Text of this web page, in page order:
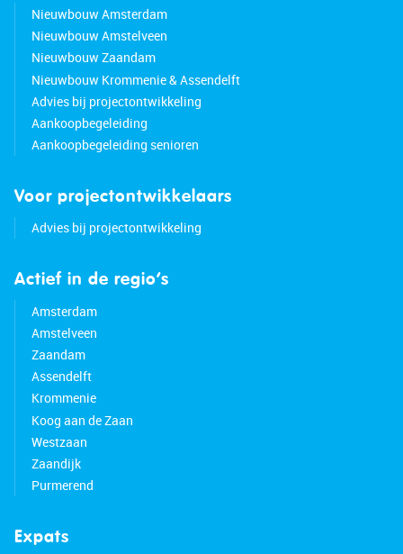
possibilities
• Internal garage for 2 cars with potential for
expansion
• Sustainable features: solar panels, solar
collectors, air conditioning, heat recovery system
• Electric screens on the rear side
• Hardwood staircases on all floors
Nieuwbouw Amsterdam
Nieuwbouw Amstelveen
Nieuwbouw Zaandam
Nieuwbouw Krommenie & Assendelft
Advies bij projectontwikkeling
Aankoopbegeleiding
Aankoopbegeleiding senioren
Voor projectontwikkelaars
Advies bij projectontwikkeling
Actief in de regio’s
Amsterdam
Amstelveen
Zaandam
Assendelft
Krommenie
Koog aan de Zaan
Westzaan
Zaandijk
Purmerend
Expats